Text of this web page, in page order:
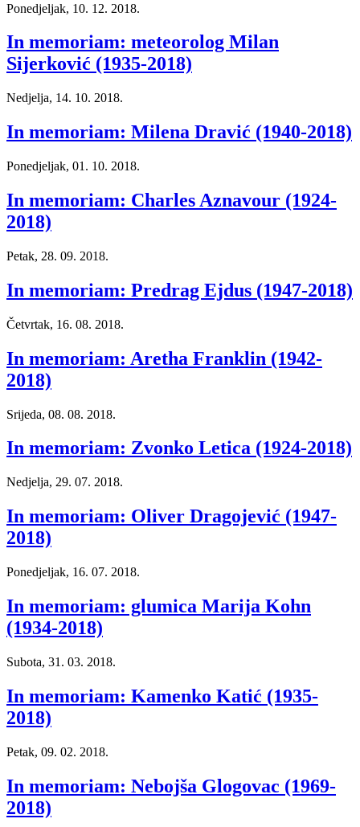
Ponedjeljak, 10. 12. 2018.
In memoriam: meteorolog Milan
Sijerković (1935-2018)
Nedjelja, 14. 10. 2018.
In memoriam: Milena Dravić (1940-2018)
Ponedjeljak, 01. 10. 2018.
In memoriam: Charles Aznavour (1924-
2018)
Petak, 28. 09. 2018.
In memoriam: Predrag Ejdus (1947-2018)
Četvrtak, 16. 08. 2018.
In memoriam: Aretha Franklin (1942-
2018)
Srijeda, 08. 08. 2018.
In memoriam: Zvonko Letica (1924-2018)
Nedjelja, 29. 07. 2018.
In memoriam: Oliver Dragojević (1947-
2018)
Ponedjeljak, 16. 07. 2018.
In memoriam: glumica Marija Kohn
(1934-2018)
Subota, 31. 03. 2018.
In memoriam: Kamenko Katić (1935-
2018)
Petak, 09. 02. 2018.
In memoriam: Nebojša Glogovac (1969-
2018)